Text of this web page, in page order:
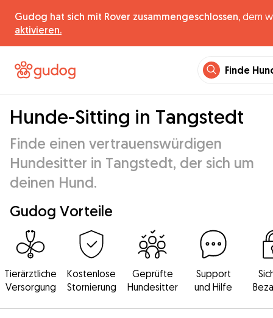
Gudog hat sich mit Rover zusammengeschlossen, dem
aktivieren.
Finde
Hunde-Sitting in Tangstedt
Finde einen vertrauenswürdigen
Hundesitter in Tangstedt, der sich um
deinen Hund.
Gudog Vorteile
Tierärztliche
Versorgung
Kostenlose
Stornierung
Geprüfte
Hundesitter
Support
und Hilfe